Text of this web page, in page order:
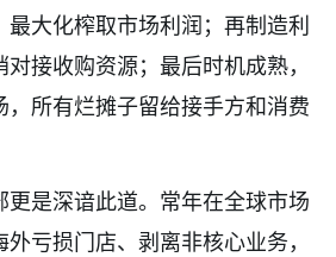
大化榨取市场利润；再制造利
接收购资源；最后时机成熟，
所有烂摊子留给接手方和消费
更是深谙此道。常年在全球市场
亏损门店、剥离非核心业务，